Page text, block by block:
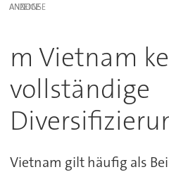
ANZEIGE
m Vietnam
vollständige
Vietnam gilt häufig als